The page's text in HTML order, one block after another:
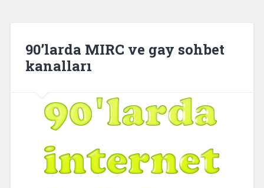
90’larda MIRC ve gay sohbet
kanalları